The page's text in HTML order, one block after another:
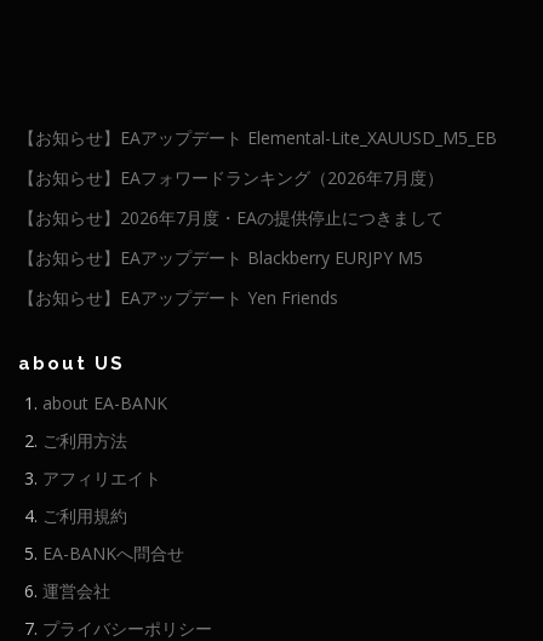
【お知らせ】EAアップデート Elemental-Lite_XAUUSD_M5_EB
【お知らせ】EAフォワードランキング（2026年7月度）
【お知らせ】2026年7月度・EAの提供停止につきまして
【お知らせ】EAアップデート Blackberry EURJPY M5
【お知らせ】EAアップデート Yen Friends
about US
about EA-BANK
ご利用方法
アフィリエイト
ご利用規約
EA-BANKへ問合せ
運営会社
プライバシーポリシー